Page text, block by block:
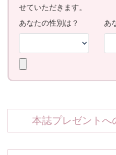
本誌プレゼントへ